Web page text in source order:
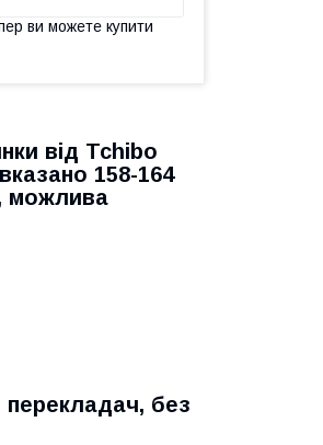
ви можете купити
від Tchibo
158-164
можлива
перекладач, без